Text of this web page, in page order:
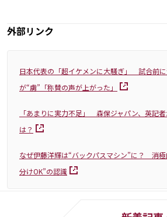
外部リンク
日本代表の「超イケメンに大騒ぎ」 試合前
が“虜”「称賛の声が上がった」
「あまりに実力不足」 森保ジャパン、英記
は？
なぜ伊藤洋輝は“バックパスマシン”に？ 消
分けOK”の認識